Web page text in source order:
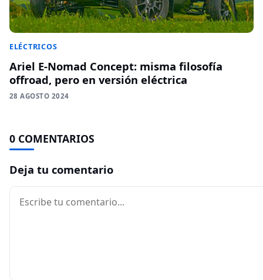
ELÉCTRICOS
Ariel E-Nomad Concept: misma filosofía
offroad, pero en versión eléctrica
28 AGOSTO 2024
0 COMENTARIOS
Deja tu comentario
Comentario